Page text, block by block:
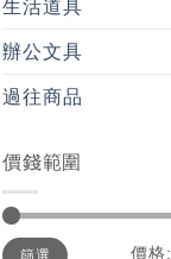
生活道具
辦公文具
過往商品
價錢範圍
最
最
篩選 價格: